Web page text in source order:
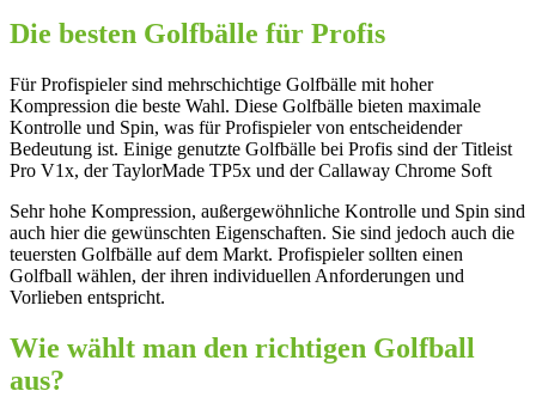
Die besten Golfbälle für Profis
Für Profispieler sind mehrschichtige Golfbälle mit hoher
Kompression die beste Wahl. Diese Golfbälle bieten maximale
Kontrolle und Spin, was für Profispieler von entscheidender
Bedeutung ist. Einige genutzte Golfbälle bei Profis sind der Titleist
Pro V1x, der TaylorMade TP5x und der Callaway Chrome Soft
Sehr hohe Kompression, außergewöhnliche Kontrolle und Spin sind
auch hier die gewünschten Eigenschaften. Sie sind jedoch auch die
teuersten Golfbälle auf dem Markt. Profispieler sollten einen
Golfball wählen, der ihren individuellen Anforderungen und
Vorlieben entspricht.
Wie wählt man den richtigen Golfball
aus?